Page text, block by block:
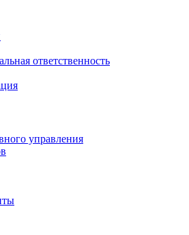
ответственность
управления